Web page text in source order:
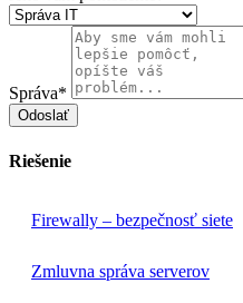
Správa*
Odoslať
Riešenie
Firewally – bezpečnosť siete
Zmluvna správa serverov